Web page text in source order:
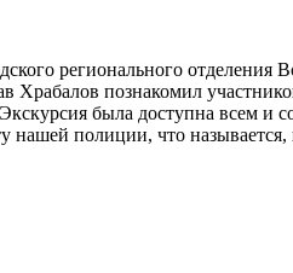
регионального
познакомил
была доступна всем
полиции, что называется,